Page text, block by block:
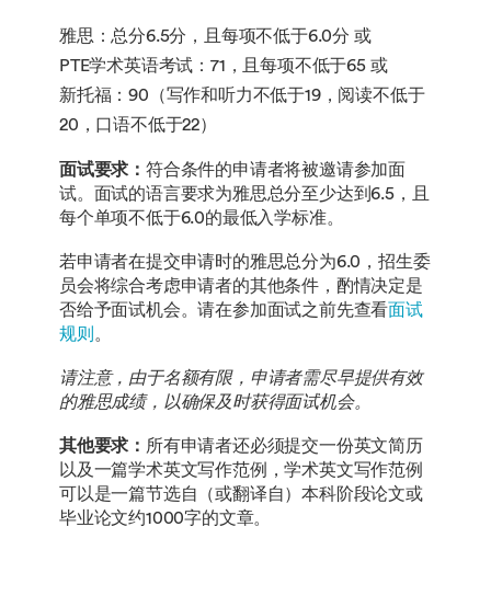
雅思：总分6.5分，且每项不低于6.0分 或
PTE学术英语考试：71，且每项不低于65 或
新托福：90（写作和听力不低于19，阅读不低于
20，口语不低于22）
面试要求： 符合条件的申请者将被邀请参加面
试。面试的语言要求为雅思总分至少达到6.5，且
每个单项不低于6.0的最低入学标准。
若申请者在提交申请时的雅思总分为6.0，招生委
员会将综合考虑申请者的其他条件，酌情决定是
否给予面试机会。请在参加面试之前先查看面试
规则 。
请注意，由于名额有限，申请者需尽早提供有效
的雅思成绩，以确保及时获得面试机会。
其他要求： 所有申请者还必须提交一份英文简历
以及一篇学术英文写作范例，学术英文写作范例
可以是一篇节选自（或翻译自）本科阶段论文或
毕业论文约1000字的文章。